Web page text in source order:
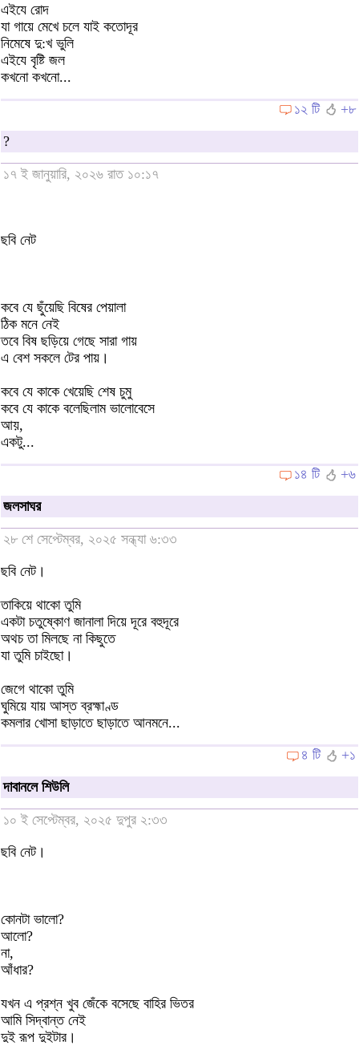
এইযে রোদ
যা গায়ে মেখে চলে যাই কতোদূর
নিমেষে দু:খ ভুলি
এইযে বৃষ্টি জল
কখনো কখনো...
১২ টি
+৮
?
১৭ ই জানুয়ারি, ২০২৬ রাত ১০:১৭
ছবি নেট
কবে যে ছুঁয়েছি বিষের পেয়ালা
ঠিক মনে নেই
তবে বিষ ছড়িয়ে গেছে সারা গায়
এ বেশ সকলে টের পায়।
কবে যে কাকে খেয়েছি শেষ চুমু
কবে যে কাকে বলেছিলাম ভালোবেসে
আয়,
একটু...
১৪ টি
+৬
জলসাঘর
২৮ শে সেপ্টেম্বর, ২০২৫ সন্ধ্যা ৬:৩৩
ছবি নেট।
তাকিয়ে থাকো তুমি
একটা চতুষ্কোণ জানালা দিয়ে দূরে বহুদূরে
অথচ তা মিলছে না কিছুতে
যা তুমি চাইছো।
জেগে থাকো তুমি
ঘুমিয়ে যায় আস্ত ব্রহ্মাণ্ড
কমলার খোসা ছাড়াতে ছাড়াতে আনমনে...
৪ টি
+১
দাবানলে শিউলি
১০ ই সেপ্টেম্বর, ২০২৫ দুপুর ২:৩৩
ছবি নেট।
কোনটা ভালো?
আলো?
না,
আঁধার?
যখন এ প্রশ্ন খুব জেঁকে বসেছে বাহির ভিতর
আমি সিদ্বান্ত নেই
দুই রূপ দুইটার।